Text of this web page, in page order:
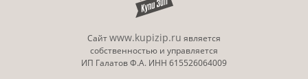
Сайтwww.kupizip.ru является
собственностью и управляется
ИП Галатов Ф.А. ИНН 615526064009